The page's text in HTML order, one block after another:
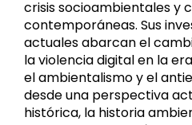
crisis socioambientales y
contemporáneas. Sus
actuales abarcan el
la violencia digital en la
el ambientalismo y el
desde una perspectiva
histórica, la historia